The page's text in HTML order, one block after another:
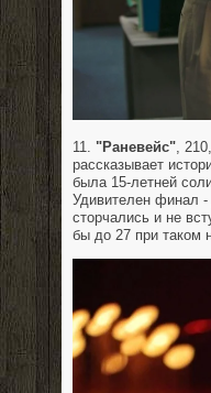
11. "Раневейс",
рассказывает
была 15-летней
Удивителен финал -
сторчались и не
бы до 27 при таком